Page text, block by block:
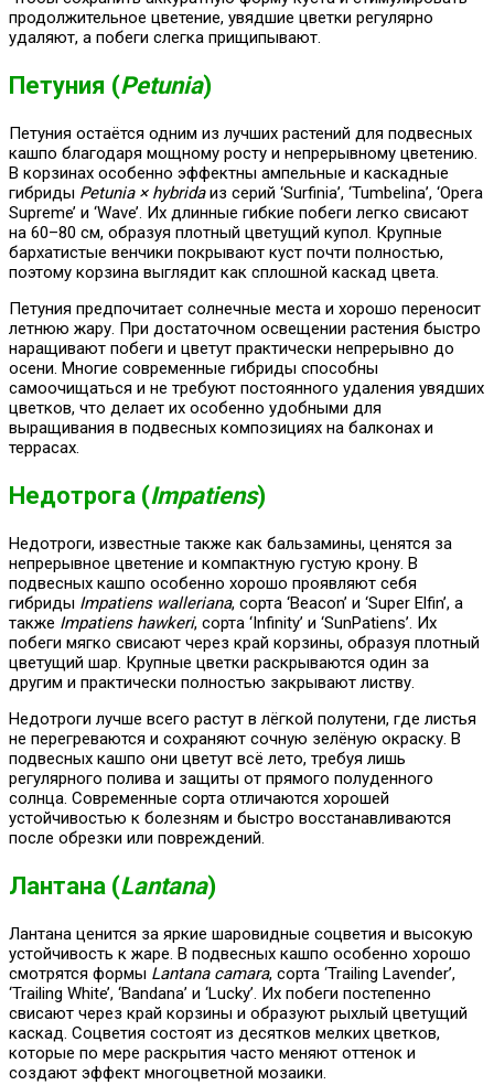
продолжительное цветение, увядшие цветки регулярно
удаляют, а побеги слегка прищипывают.
Петуния (Petunia)
Петуния остаётся одним из лучших растений для подвесных
кашпо благодаря мощному росту и непрерывному цветению.
В корзинах особенно эффектны ампельные и каскадные
гибриды Petunia × hybridaиз серий ‘Surfinia’, ‘Tumbelina’, ‘Opera
Supreme’ и ‘Wave’. Их длинные гибкие побеги легко свисают
на 60–80 см, образуя плотный цветущий купол. Крупные
бархатистые венчики покрывают куст почти полностью,
поэтому корзина выглядит как сплошной каскад цвета.
Петуния предпочитает солнечные места и хорошо переносит
летнюю жару. При достаточном освещении растения быстро
наращивают побеги и цветут практически непрерывно до
осени. Многие современные гибриды способны
самоочищаться и не требуют постоянного удаления увядших
цветков, что делает их особенно удобными для
выращивания в подвесных композициях на балконах и
террасах.
Недотрога (Impatiens)
Недотроги, известные также как бальзамины, ценятся за
непрерывное цветение и компактную густую крону. В
подвесных кашпо особенно хорошо проявляют себя
гибриды Impatiens walleriana, сорта ‘Beacon’ и ‘Super Elfin’, а
также Impatiens hawkeri, сорта ‘Infinity’ и ‘SunPatiens’. Их
побеги мягко свисают через край корзины, образуя плотный
цветущий шар. Крупные цветки раскрываются один за
другим и практически полностью закрывают листву.
Недотроги лучше всего растут в лёгкой полутени, где листья
не перегреваются и сохраняют сочную зелёную окраску. В
подвесных кашпо они цветут всё лето, требуя лишь
регулярного полива и защиты от прямого полуденного
солнца. Современные сорта отличаются хорошей
устойчивостью к болезням и быстро восстанавливаются
после обрезки или повреждений.
Лантана (Lantana)
Лантана ценится за яркие шаровидные соцветия и высокую
устойчивость к жаре. В подвесных кашпо особенно хорошо
смотрятся формы Lantana camara, сорта ‘Trailing Lavender’,
‘Trailing White’, ‘Bandana’ и ‘Lucky’. Их побеги постепенно
свисают через край корзины и образуют рыхлый цветущий
каскад. Соцветия состоят из десятков мелких цветков,
которые по мере раскрытия часто меняют оттенок и
создают эффект многоцветной мозаики.